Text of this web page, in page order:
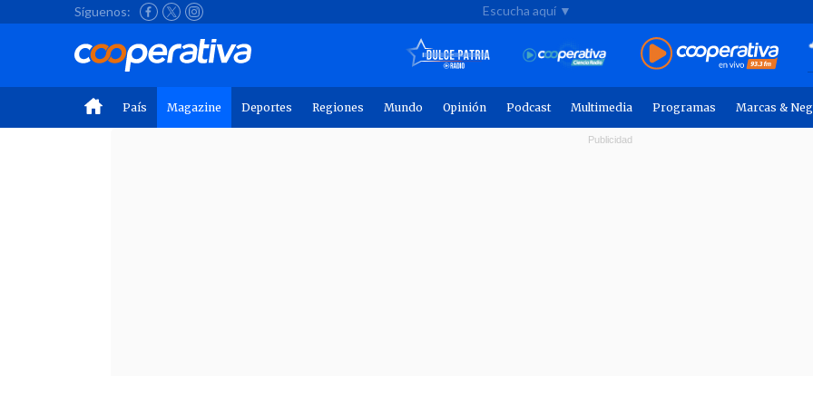
Síguenos: Escucha aquí ▼
País Magazine Deportes Regiones Mundo Opinión Podcast Multimedia Programas Marcas &